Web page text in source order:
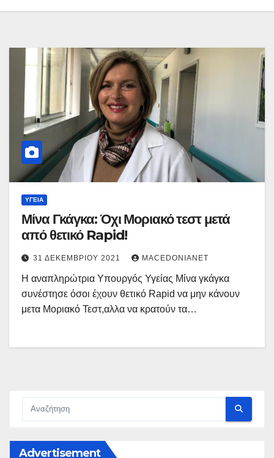
ΥΓΕΊΑ
Μίνα Γκάγκα: Όχι Μοριακό τεστ μετά
από θετικό Rapid!
31 ΔΕΚΕΜΒΡΊΟΥ 2021 MACEDONIANET
Η αναπληρώτρια Υπουργός Υγείας Μίνα γκάγκα
συνέστησε όσοι έχουν θετικό Rapid να μην κάνουν
μετα Μοριακό Τεστ,αλλα να κρατούν τα…
Advertisement